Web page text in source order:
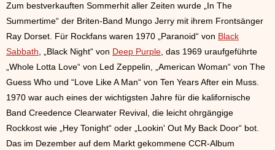
Zum bestverkauften Sommerhit aller Zeiten wurde „In The
Summertime“ der Briten-Band Mungo Jerry mit ihrem Frontsänger
Ray Dorset. Für Rockfans waren 1970 „Paranoid“ von Black
Sabbath, „Black Night“ von Deep Purple, das 1969 uraufgeführte
„Whole Lotta Love“ von Led Zeppelin, „American Woman“ von The
Guess Who und “Love Like A Man“ von Ten Years After ein Muss.
1970 war auch eines der wichtigsten Jahre für die kalifornische
Band Creedence Clearwater Revival, die leicht ohrgängige
Rockkost wie „Hey Tonight“ oder „Lookin' Out My Back Door“ bot.
Das im Dezember auf dem Markt gekommene CCR-Album